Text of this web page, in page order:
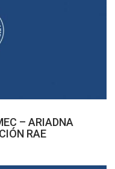
– ARIADNA
RAE